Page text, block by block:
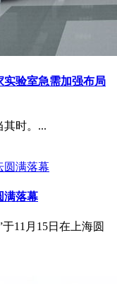
实验室急需加强布局
其时。...
满落幕
11月15日在上海圆